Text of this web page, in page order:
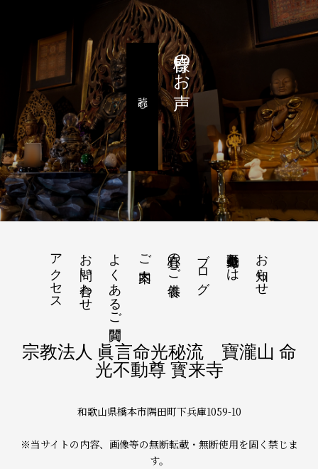
皆様のお声
読む
お知らせ
命光不動尊とは
ブログ
真心のご供養
ご案内
よくあるご質問
お問い合わせ
アクセス
宗教法人 眞言命光秘流 寶瀧山 命
光不動尊 寳来寺
和歌山県橋本市隅田町下兵庫1059-10
※当サイトの内容、画像等の無断転載・無断使用を固く禁じま
す。